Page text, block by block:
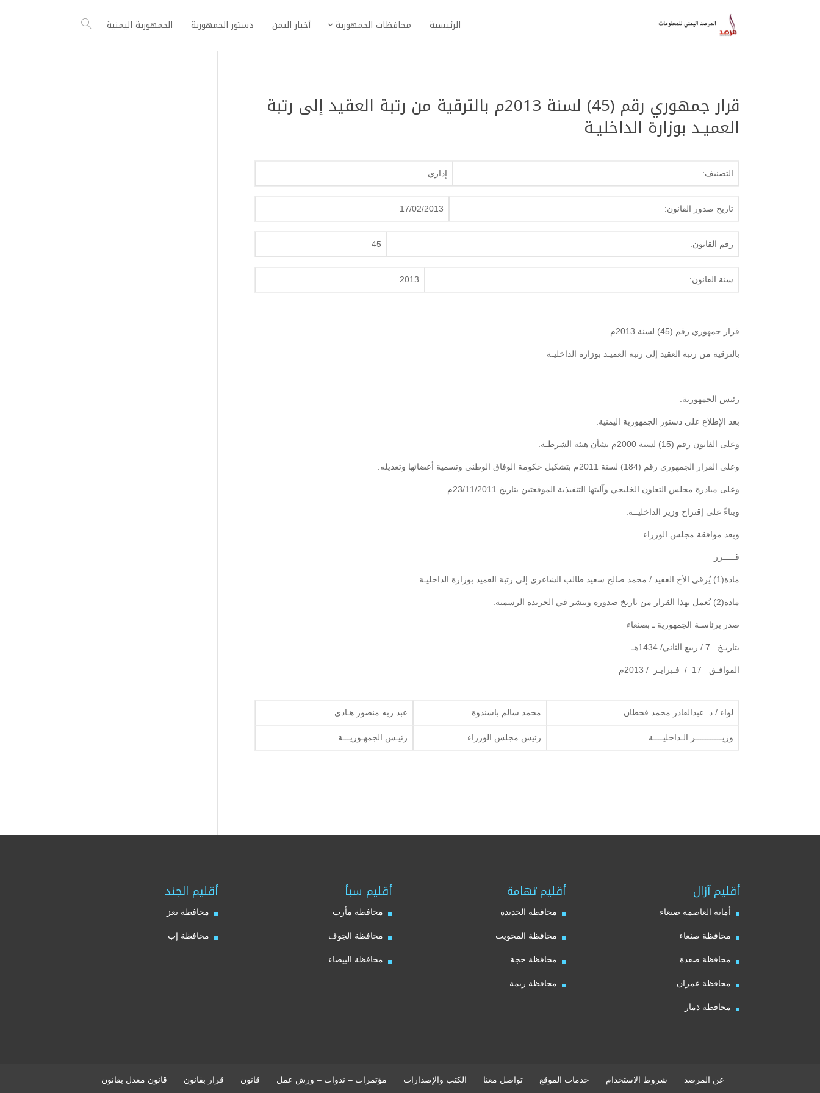
الرئيسية محافظات الجمهورية أخبار اليمن دستور الجمهورية الجمهورية اليمنية
قرار جمهوري رقم (45) لسنة 2013م بالترقية من رتبة العقيد إلى رتبة
العميـد بوزارة الداخليـة
التصنيف: إداري
تاريخ صدور القانون: 17/02/2013
رقم القانون: 45
سنة القانون: 2013
قرار جمهوري رقم (45) لسنة 2013م
بالترقية من رتبة العقيد إلى رتبة العميـد بوزارة الداخليـة
رئيس الجمهورية:
بعد الإطلاع على دستور الجمهورية اليمنية.
وعلى القانون رقم (15) لسنة 2000م بشأن هيئة الشرطـة.
وعلى القرار الجمهوري رقم (184) لسنة 2011م بتشكيل حكومة الوفاق الوطني وتسمية أعضائها وتعديله.
وعلى مبادرة مجلس التعاون الخليجي وآليتها التنفيذية الموقعتين بتاريخ 23/11/2011م.
وبناءً على إقتراح وزير الداخليــة.
وبعد موافقة مجلس الوزراء.
قـــــرر
مادة(1) يُرقى الأخ العقيد / محمد صالح سعيد طالب الشاعري إلى رتبة العميد بوزارة الداخليـة.
مادة(2) يُعمل بهذا القرار من تاريخ صدوره وينشر في الجريدة الرسمية.
صدر برئاسـة الجمهورية ـ بصنعاء
بتاريـخ 7 / ربيع الثاني/ 1434هـ
الموافـق 17 / فـبرايـر / 2013م
لواء / د. عبدالقادر محمد قحطان محمد سالم باسندوة عبد ربه منصور هـادي
وزيـــــــــــر الـداخليــــة رئيس مجلس الوزراء رئيـس الجمهـوريـــة
أقليم آزال
أمانة العاصمة صنعاء
محافظة صنعاء
محافظة صعدة
محافظة عمران
محافظة ذمار
أقليم تهامة
محافظة الحديدة
محافظة المحويت
محافظة حجة
محافظة ريمة
أقليم سبأ
محافظة مأرب
محافظة الجوف
محافظة البيضاء
أقليم الجند
محافظة تعز
محافظة إب
عن المرصد شروط الاستخدام خدمات الموقع تواصل معنا الكتب والإصدارات مؤتمرات – ندوات – ورش عمل قانون قرار بقانون قانون معدل بقانون